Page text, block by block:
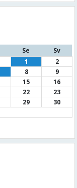
Se
Sv
1
2
8
9
15
16
22
23
29
30